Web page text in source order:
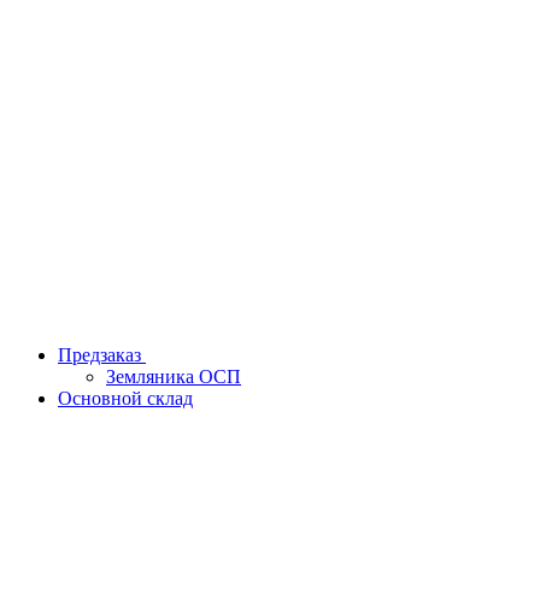
Предзаказ
Земляника ОСП
Основной склад